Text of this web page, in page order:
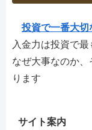
投資で一番大
入金力は投資で
なぜ大事なのか
ります
サイト案内